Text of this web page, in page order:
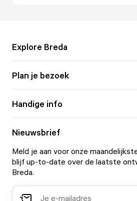
Explore Breda
Plan je bezoek
Handige info
Nieuwsbrief
Meld je aan voor onze
blijf up-to-date over de laatste
Breda.